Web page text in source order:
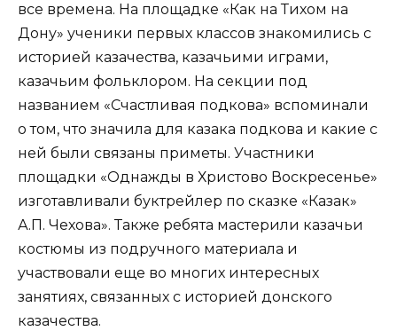
все времена. На площадке «Как на Тихом на
Дону» ученики первых классов знакомились с
историей казачества, казачьими играми,
казачьим фольклором. На секции под
названием «Счастливая подкова» вспоминали
о том, что значила для казака подкова и какие с
ней были связаны приметы. Участники
площадки «Однажды в Христово Воскресенье»
изготавливали буктрейлер по сказке «Казак»
А.П. Чехова». Также ребята мастерили казачьи
костюмы из подручного материала и
участвовали еще во многих интересных
занятиях, связанных с историей донского
казачества.